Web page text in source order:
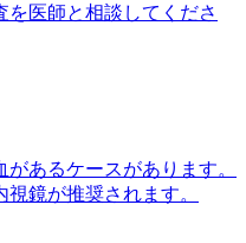
を医師と相談してくださ
あるケースがあります。
鏡が推奨されます。